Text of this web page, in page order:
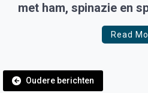
met ham, spinazie en
Read
Berichtennavigatie
Oudere berichten